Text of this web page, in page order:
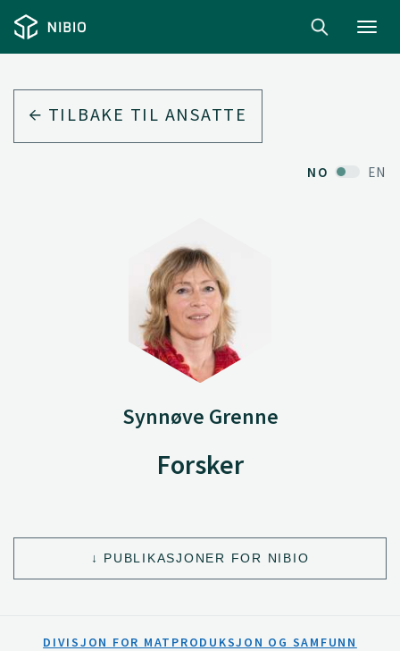
TILBAKE TIL ANSATTE
NO EN
Synnøve Grenne
Forsker
PUBLIKASJONER FOR NIBIO
DIVISJON FOR MATPRODUKSJON OG SAMFUNN